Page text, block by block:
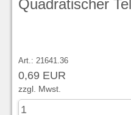
Art.: 21641.36
0,69 EUR
zzgl. Mwst.